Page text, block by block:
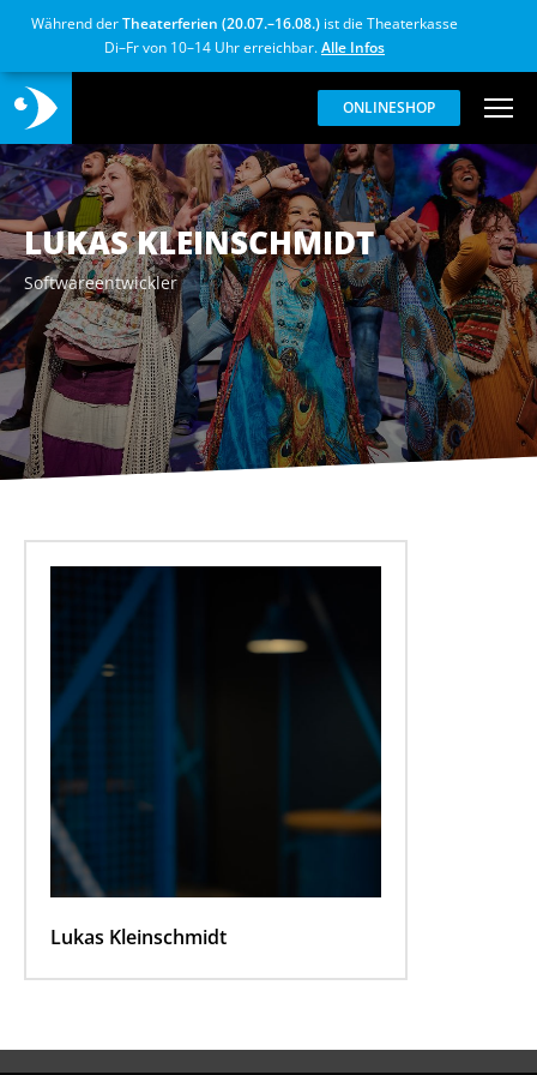
Während derTheaterferien (20.07.–16.08.) ist die Theaterkasse
Di–Fr von 10–14 Uhr erreichbar.Alle Infos
ONLINESHOP
LUKAS KLEINSCHMIDT
Softwareentwickler
Lukas Kleinschmidt